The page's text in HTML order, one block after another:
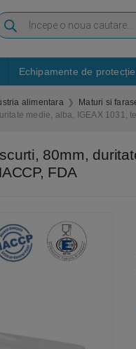
Echipamente de protecție
alimentara
Maturi si
medie, alba, IGEAX
80mm,
FDA